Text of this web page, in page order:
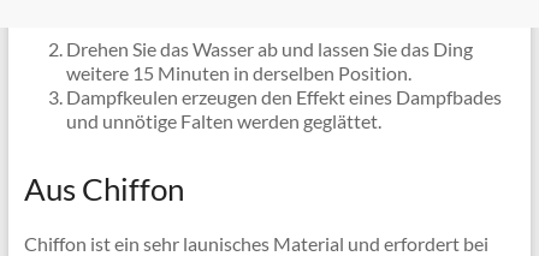
Drehen Sie das Wasser ab und lassen Sie das Ding
weitere 15 Minuten in derselben Position.
Dampfkeulen erzeugen den Effekt eines Dampfbades
und unnötige Falten werden geglättet.
Aus Chiffon
Chiffon ist ein sehr launisches Material und erfordert bei